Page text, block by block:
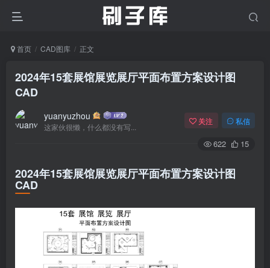
首页 CAD图库 正文
2024年15套展馆展览展厅平面布置方案设计图
CAD
yuanyuzhou
这家伙很懒，什么都没有写...
关注 私信
622 15
2024年15套展馆展览展厅平面布置方案设计图
CAD